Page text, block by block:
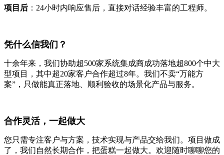
项目后 ：24小时内响应售后，直接对话经验丰富的工程师。
凭什么信我们？
十余年来，我们协助超500家系统集成商成功落地超800个中大
型项目，其中超20家客户合作超过8年。我们不卖“万能方
案”，只做能真正落地、顺利验收的场景化产品与服务。
合作灵活，一起做大
您只需专注客户与方案，技术实现与产品交给我们。项目做成
了，我们自然长期合作，把蛋糕一起做大。欢迎随时聊聊您的